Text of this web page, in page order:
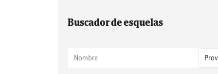
Buscador de esquelas